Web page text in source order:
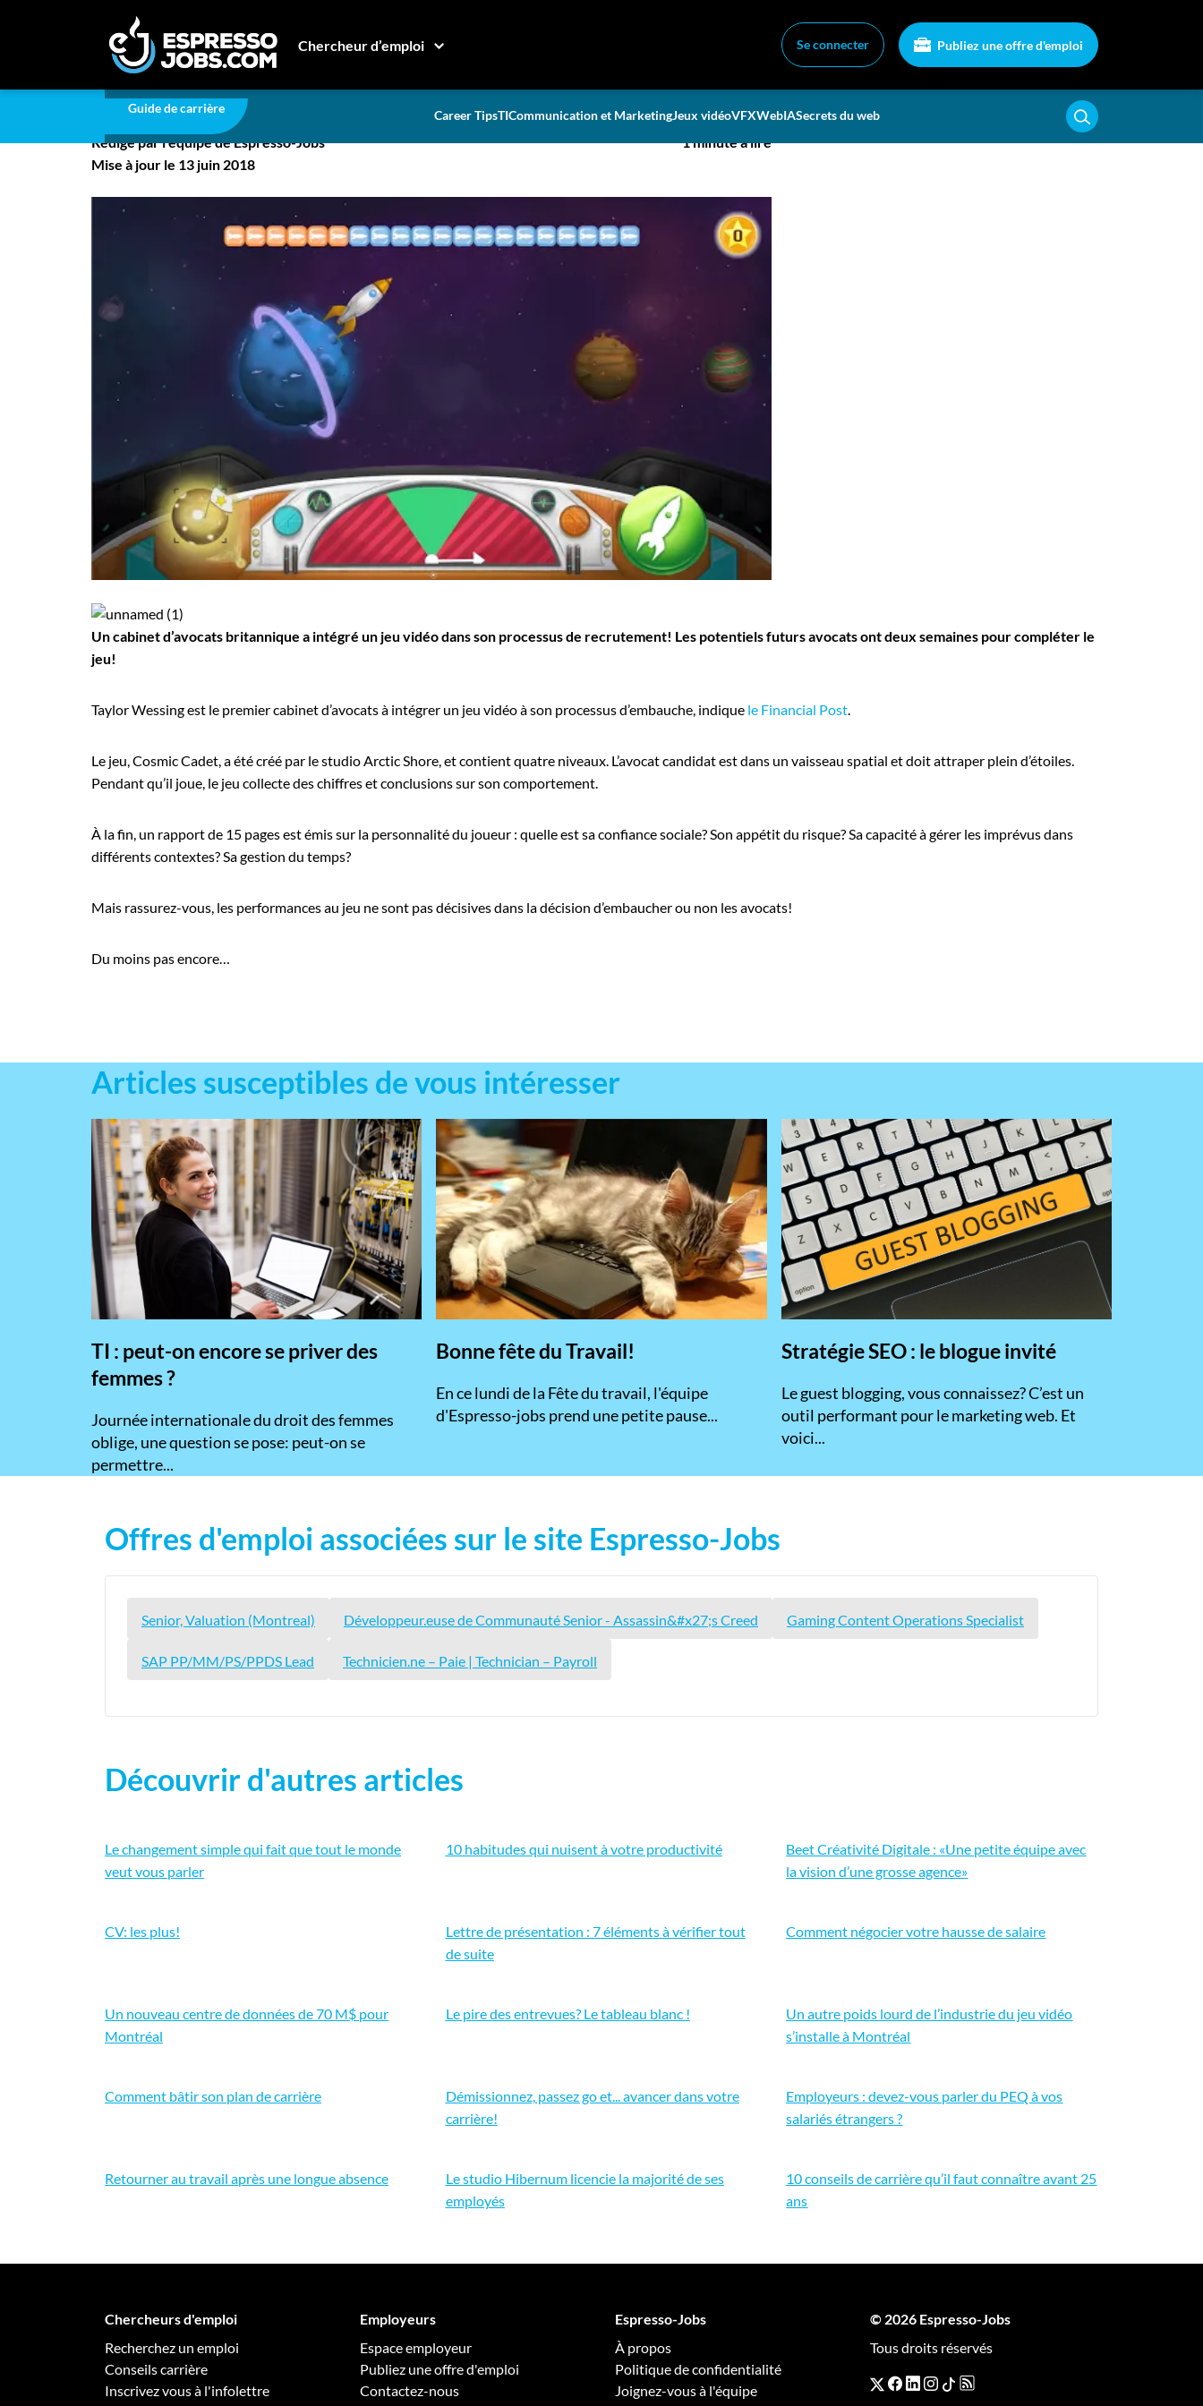
Chercheur d’emploi Se connecter Publiez une offre d'emploi
Créez un compte
Emplois
Recherchez un emploi
Conseils carrière
Publiez une offre d'emploi
Guide de carrière Career TipsTICommunication et MarketingJeux vidéoVFXWebIASecrets du web
Carrière Devenez avocat en jouant à des jeux vidéo!
Devenez avocat en jouant à des jeux vidéo!
Rédigé par l'équipe de Espresso-Jobs
Mise à jour le 13 juin 2018
1 minute à lire
Un cabinet d’avocats britannique a intégré un jeu vidéo dans son processus de recrutement! Les potentiels futurs avocats ont deux semaines pour compléter le
jeu!
Taylor Wessing est le premier cabinet d’avocats à intégrer un jeu vidéo à son processus d’embauche, indique le Financial Post
Le jeu, Cosmic Cadet, a été créé par le studio Arctic Shore, et contient quatre niveaux. L’avocat candidat est dans un vaisseau spatial et doit attraper plein d’étoiles.
Pendant qu’il joue, le jeu collecte des chiffres et conclusions sur son comportement.
À la fin, un rapport de 15 pages est émis sur la personnalité du joueur : quelle est sa confiance sociale? Son appétit du risque? Sa capacité à gérer les imprévus dans
différents contextes? Sa gestion du temps?
Mais rassurez-vous, les performances au jeu ne sont pas décisives dans la décision d’embaucher ou non les avocats!
Du moins pas encore…
Articles susceptibles de vous intéresser
TI : peut-on encore se priver des
femmes ?
​Journée internationale du droit des femmes
oblige, une question se pose: peut-on se
permettre...
Bonne fête du Travail!
En ce lundi de la Fête du travail, l'équipe
d'Espresso-jobs prend une petite pause...
Stratégie SEO : le blogue invité
​Le guest blogging, vous connaissez? C’est un
outil performant pour le marketing web. Et
voici...
Offres d'emploi associées sur le site Espresso-Jobs
Senior, Valuation (Montreal) Développeur.euse de Communauté Senior - Assassin&#x27;s Creed Gaming Content Operations Specialist
SAP PP/MM/PS/PPDS Lead Technicien.ne – Paie | Technician – Payroll
Découvrir d'autres articles
Le changement simple qui fait que tout le monde
veut vous parler
10 habitudes qui nuisent à votre productivité
Beet Créativité Digitale : «Une petite équipe avec
la vision d’une grosse agence»
CV: les plus!
Lettre de présentation : 7 éléments à vérifier tout
de suite
Comment négocier votre hausse de salaire
Un nouveau centre de données de 70 M$ pour
Montréal
Le pire des entrevues? Le tableau blanc !
Un autre poids lourd de l’industrie du jeu vidéo
s’installe à Montréal
Comment bâtir son plan de carrière
Démissionnez, passez go et... avancer dans votre
carrière!
Employeurs : devez-vous parler du PEQ à vos
salariés étrangers ?
Retourner au travail après une longue absence
Le studio Hibernum licencie la majorité de ses
employés
10 conseils de carrière qu’il faut connaître avant 25
ans
Chercheurs d'emploi
Recherchez un emploi
Conseils carrière
Inscrivez vous à l'infolettre
Employeurs
Espace employeur
Publiez une offre d'emploi
Contactez-nous
Espresso-Jobs
À propos
Politique de confidentialité
Joignez-vous à l'équipe
© 2026 Espresso-Jobs
Tous droits réservés